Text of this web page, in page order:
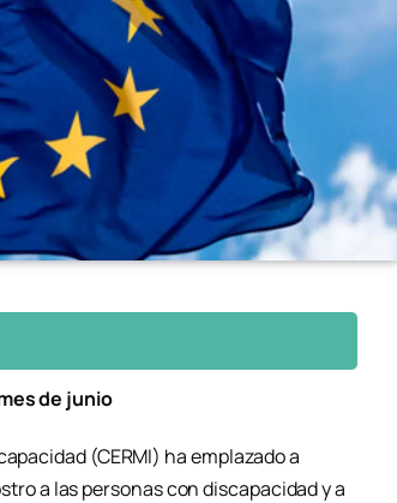
de junio
(CERMI) ha emplazado a
a las personas con discapacidad y a